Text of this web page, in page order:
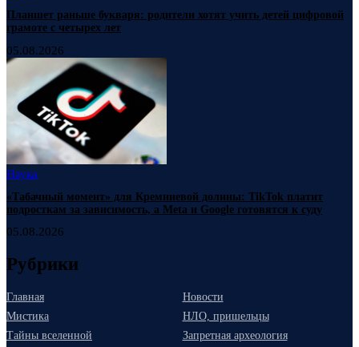
Планшет раньше букваря: родители хотят учить детей цифровой
грамоте с четырех лет
05.08.2026
Наука
«Табачный момент» для Кремниевой долины: TikTok платит
подросткам за зависимость, а Meta и Google готовятся к суду
05.08.2026
Рубрики
Главная
Новости
Мистика
НЛО, пришельцы
Тайны вселенной
Запретная археология